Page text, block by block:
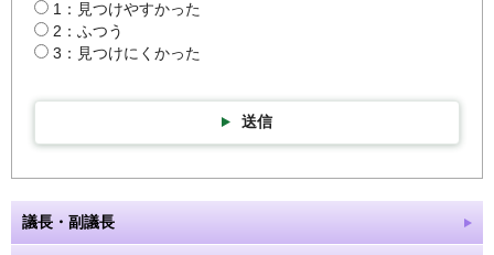
1：見つけやすかった
2：ふつう
3：見つけにくかった
送信
議長・副議長